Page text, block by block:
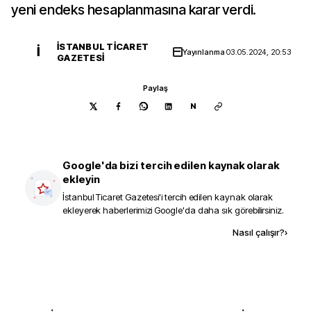
yeni endeks hesaplanmasına karar verdi.
İ
İSTANBUL TICARET
GAZETESI
Yayınlanma03.05.2024, 20:53
Paylaş
N
Google'da bizi tercih edilen kaynak olarak
ekleyin
İstanbul Ticaret Gazetesi'i tercih edilen kaynak olarak
ekleyerek haberlerimizi Google'da daha sık görebilirsiniz.
Nasıl çalışır?›